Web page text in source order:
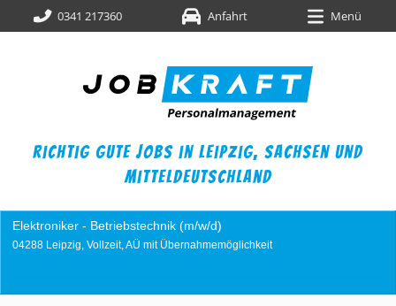
0341 217360 Anfahrt Menü
richtig gute jobs in leipzig, sachsen und
mitteldeutschland
Elektroniker - Betriebstechnik (m/w/d)
04288 Leipzig, Vollzeit, AÜ mit Übernahmemöglichkeit